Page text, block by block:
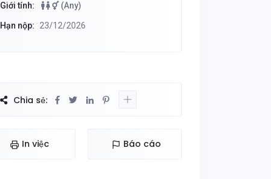
Giới tính: (Any)
Hạn nộp: 23/12/2026
Chia sẻ:
In việc Báo cáo